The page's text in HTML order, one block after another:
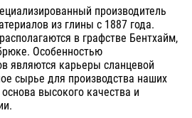
производитель
из глины с 1887 года.
в графстве Бентхайм,
Особенностью
являются карьеры сланцевой
сырье для производства наших
высокого качества и